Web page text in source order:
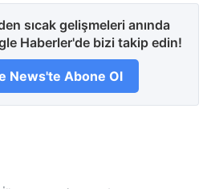
sıcak gelişmeleri anında
Haberler'de bizi takip edin!
News'te Abone Ol